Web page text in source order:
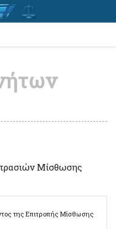
Μίσθωσης
της Επιτροπής Μίσθωσης